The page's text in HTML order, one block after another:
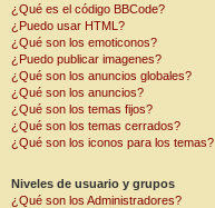
¿Qué es el código BBCode?
¿Puedo usar HTML?
¿Qué son los emoticonos?
¿Puedo publicar imagenes?
¿Qué son los anuncios globales?
¿Qué son los anuncios?
¿Qué son los temas fijos?
¿Qué son los temas cerrados?
¿Qué son los iconos para los temas?
Niveles de usuario y grupos
¿Qué son los Administradores?